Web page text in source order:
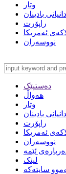
وتار
بادینان
راپۆرت
ئەمریکا
نووسەران
دەستپێک
هەواڵ
وتار
بادینان
راپۆرت
ئەمریکا
نووسەران
ئێمە
لینک
سایتەکە